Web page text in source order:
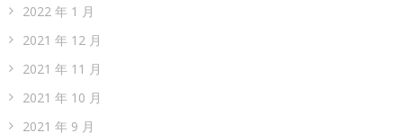
2022 年 1 月
2021 年 12 月
2021 年 11 月
2021 年 10 月
2021 年 9 月